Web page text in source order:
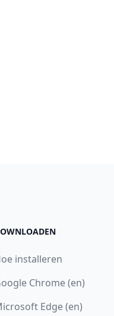
installeren
Chrome (en)
Edge (en)